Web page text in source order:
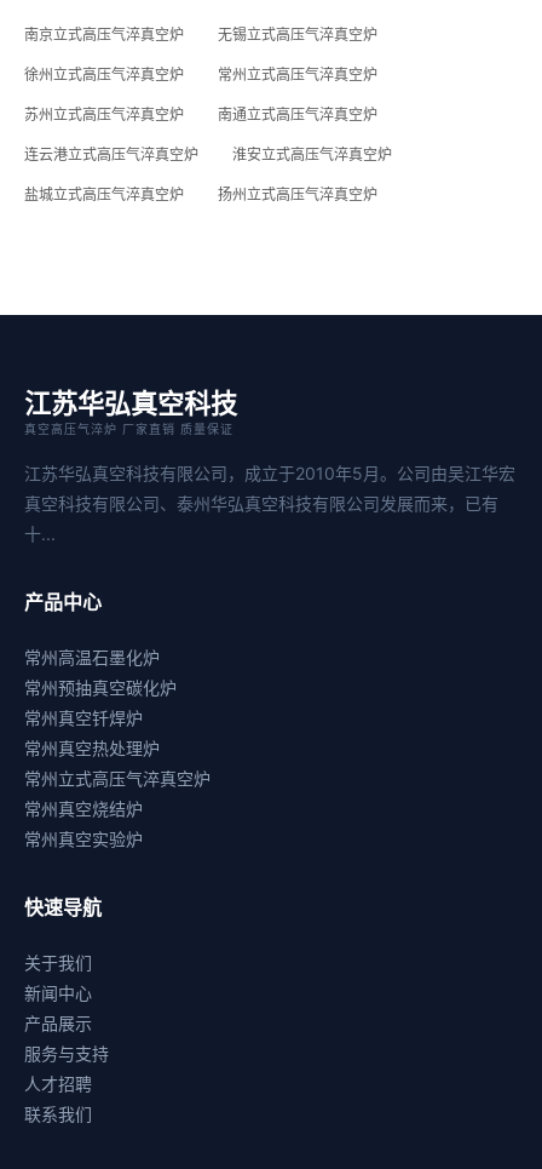
南京立式高压气淬真空炉 无锡立式高压气淬真空炉
徐州立式高压气淬真空炉 常州立式高压气淬真空炉
苏州立式高压气淬真空炉 南通立式高压气淬真空炉
连云港立式高压气淬真空炉 淮安立式高压气淬真空炉
盐城立式高压气淬真空炉 扬州立式高压气淬真空炉
江苏华弘真空科技
真空高压气淬炉 厂家直销 质量保证
江苏华弘真空科技有限公司，成立于2010年5月。公司由吴江华宏
真空科技有限公司、泰州华弘真空科技有限公司发展而来，已有
十...
产品中心
常州高温石墨化炉
常州预抽真空碳化炉
常州真空钎焊炉
常州真空热处理炉
常州立式高压气淬真空炉
常州真空烧结炉
常州真空实验炉
快速导航
关于我们
新闻中心
产品展示
服务与支持
人才招聘
联系我们